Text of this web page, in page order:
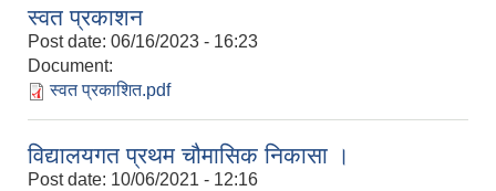
स्वत प्रकाशन
Post date: 06/16/2023 - 16:23
Document:
स्वत प्रकाशित.pdf
विद्यालयगत प्रथम चौमासिक निकासा ।
Post date: 10/06/2021 - 12:16